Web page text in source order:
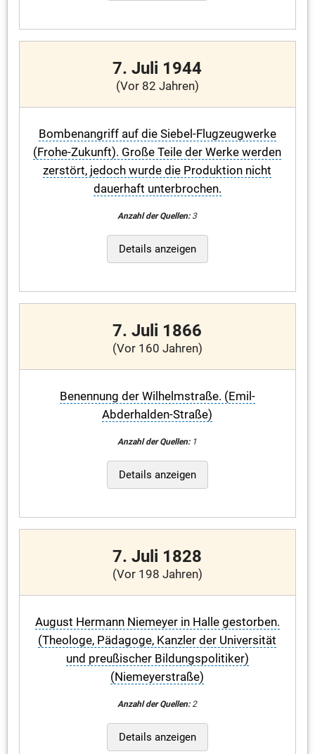
7. Juli 1944
(Vor 82 Jahren)
Bombenangriff auf die Siebel-Flugzeugwerke
(Frohe-Zukunft). Große Teile der Werke werden
zerstört, jedoch wurde die Produktion nicht
dauerhaft unterbrochen.
Anzahl der Quellen:3
Details anzeigen
7. Juli 1866
(Vor 160 Jahren)
Benennung der Wilhelmstraße. (Emil-
Abderhalden-Straße)
Anzahl der Quellen:1
Details anzeigen
7. Juli 1828
(Vor 198 Jahren)
August Hermann Niemeyer in Halle gestorben.
(Theologe, Pädagoge, Kanzler der Universität
und preußischer Bildungspolitiker)
(Niemeyerstraße)
Anzahl der Quellen:2
Details anzeigen